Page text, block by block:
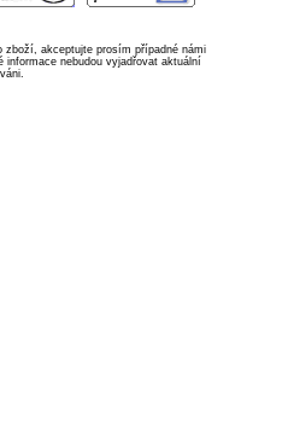
akceptujte prosím případné námi
nebudou vyjadřovat aktuální